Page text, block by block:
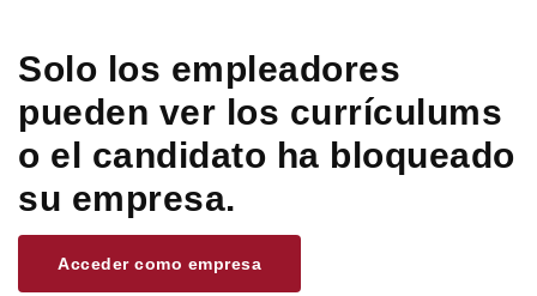
Solo los empleadores
pueden ver los currículums
o el candidato ha bloqueado
su empresa.
Acceder como empresa